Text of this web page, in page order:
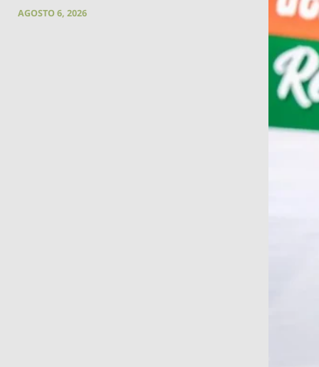
AGOSTO 6, 2026